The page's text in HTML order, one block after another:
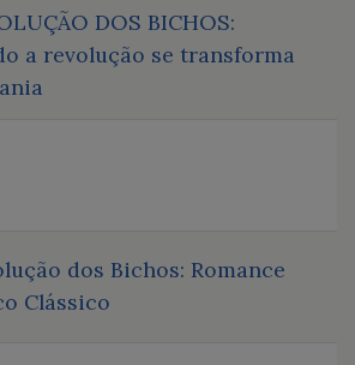
DOS BICHOS:
a revolução se transforma
dos Bichos: Romance
Clássico